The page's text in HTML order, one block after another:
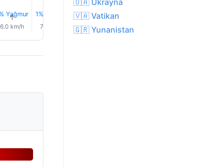
Yağmur
↑
6.0 km/h
1% Yağmur
7.0 km/h
1% Yağmur
↑
10.0 km/h
1% Yağmur
12.0 km/h
🇺🇦 Ukrayna
🇻🇦 Vatikan
🇬🇷 Yunanistan